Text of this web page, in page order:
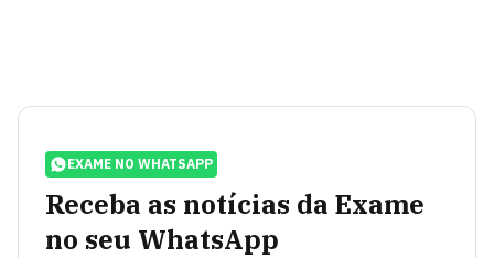
EXAME NO WHATSAPP
Receba as notícias da Exame
no seu WhatsApp